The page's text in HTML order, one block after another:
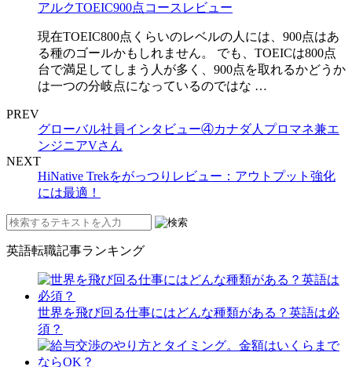
アルクTOEIC900点コースレビュー
現在TOEIC800点くらいのレベルの人には、900点はあ
る種のゴールかもしれません。 でも、TOEICは800点
台で満足してしまう人が多く、900点を取れるかどうか
は一つの分岐点になっているのではな …
PREV
グローバル社員インタビュー④カナダ人プロマネ兼エ
ンジニアVさん
NEXT
HiNative Trekをがっつりレビュー：アウトプット強化
には最適！
英語転職記事ランキング
世界を飛び回る仕事にはどんな種類がある？英語は必
須？